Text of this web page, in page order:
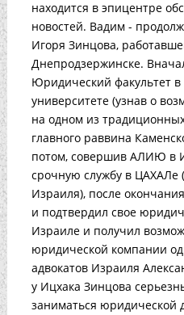
находится в эпицентре
новостей. Вадим -
Игоря Зинцова,
Днепродзержинске.
Юридический факультет
университете (узнав о
на одном из
главного раввина
потом, совершив АЛИЮ в
срочную службу в
Израиля), после
и подтвердил свое
Израиле и получил
юридической компании
адвокатов Израиля
у Ицхака Зинцова
заниматься юридической